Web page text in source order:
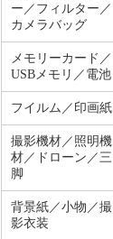
ー／フィルター／
カメラバッグ
メモリーカード／
USBメモリ／電池
フイルム／印画紙
撮影機材／照明機
材／ドローン／三
脚
背景紙／小物／撮
影衣装